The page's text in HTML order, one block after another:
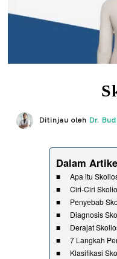
Ditinjau oleh Dr.
Dalam
Apa itu
Ciri-Ciri
Penyebab
Diagnosis
Derajat
7 Langkah
Klasifikasi